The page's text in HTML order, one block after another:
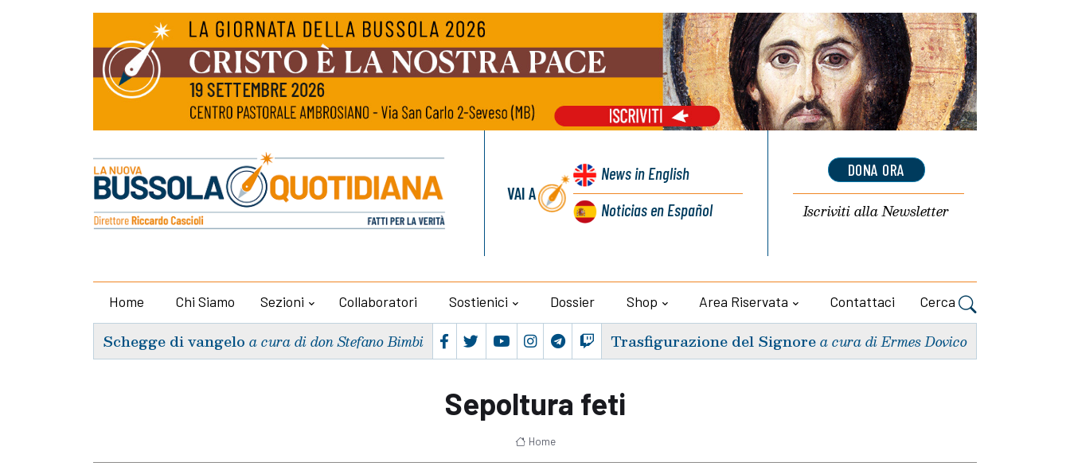
VAI A
Newsin English
Noticiasen Español
DONA ORA
Iscriviti allaNewsletter
Home Chi Siamo Sezioni Collaboratori Sostienici Dossier Shop Area Riservata Contattaci Cerca
Schegge di vangelo a cura di don Stefano Bimbi Trasfigurazione del Signorea cura di Ermes Dovico
Sepoltura feti
Home